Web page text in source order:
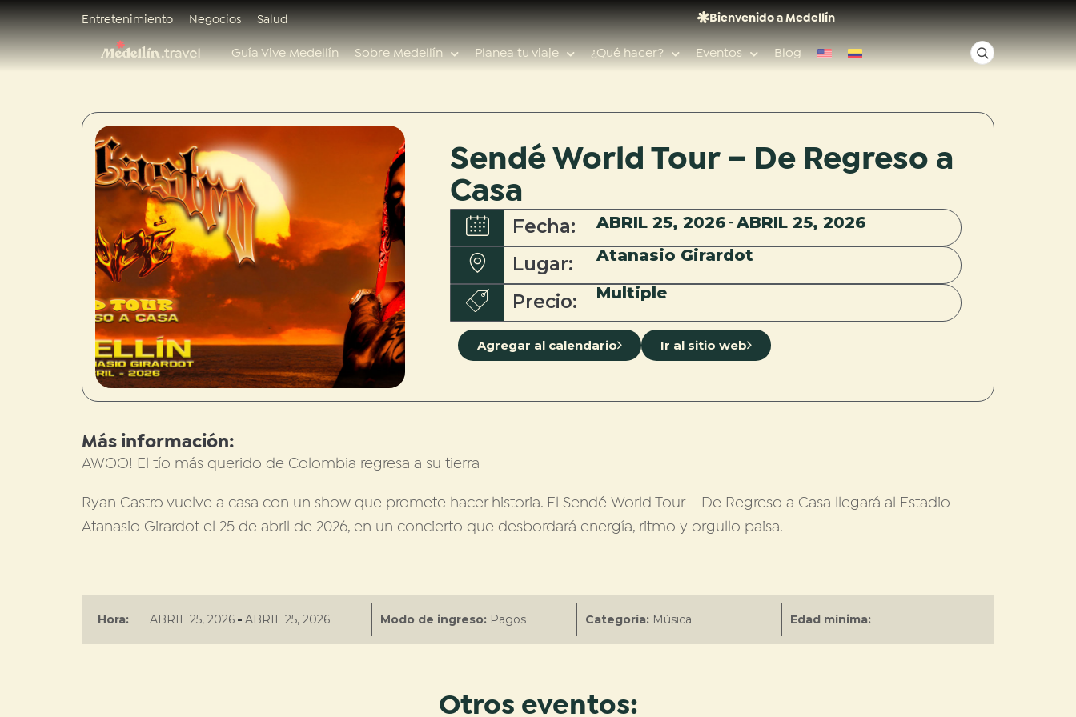
Entretenimiento Negocios Salud Bienvenido a Medellín
Guía Vive Medellín Sobre Medellín Planea tu viaje ¿Qué hacer? Eventos Blog
Búsquedas populares
Calendario de eventos
Planeador de viaje
Guías de ciudad
Acceso rápido
Feria de las flores Anfitriones de ciudad
Sendé World Tour – De Regreso a
Casa
Fecha: ABRIL 25, 2026 -ABRIL 25, 2026
Lugar: Atanasio Girardot
Precio: Multiple
Agregar al calendario Ir al sitio web
Más información:
AWOO! El tío más querido de Colombia regresa a su tierra
Ryan Castro vuelve a casa con un show que promete hacer historia. El Sendé World Tour – De Regreso a Casa llegará al Estadio
Atanasio Girardot el 25 de abril de 2026, en un concierto que desbordará energía, ritmo y orgullo paisa.
Hora: ABRIL 25, 2026 - ABRIL 25, 2026 Modo de ingreso: Pagos Categoría: Música Edad mínima:
Otros eventos: